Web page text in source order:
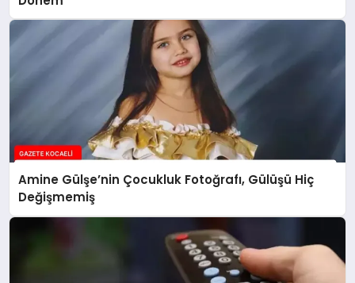
Amine Gülşe’nin Çocukluk Fotoğrafı, Gülüşü Hiç
Değişmemiş